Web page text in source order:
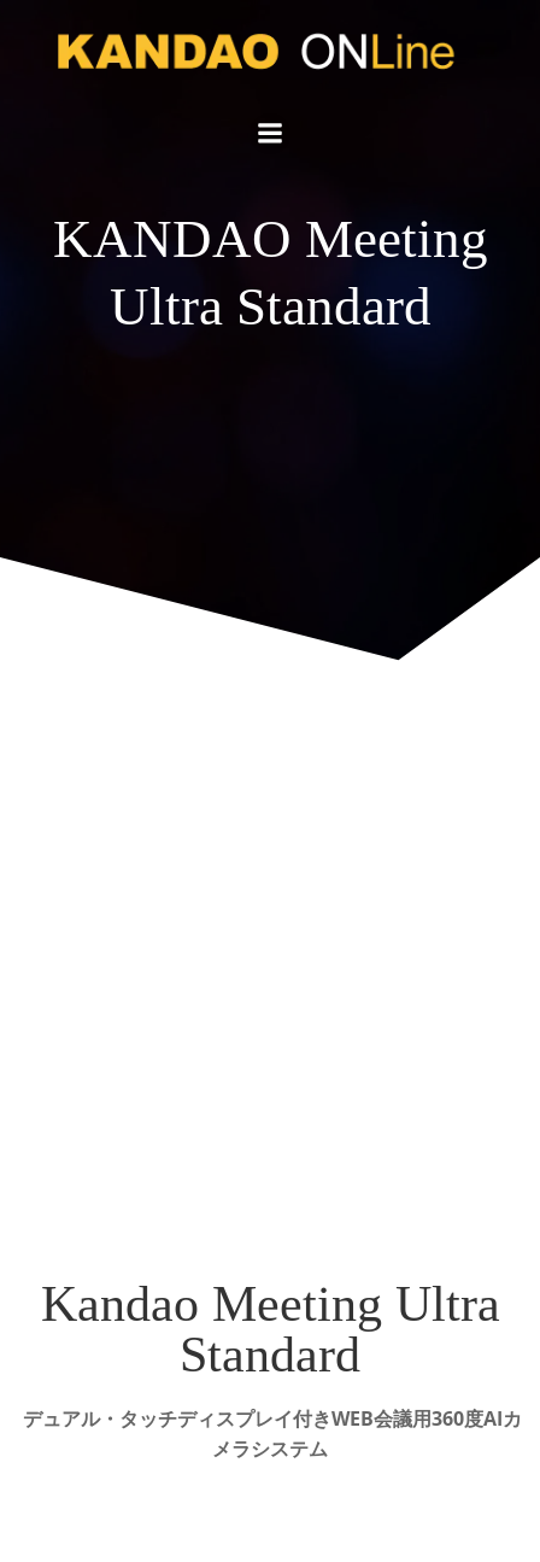
KANDAO Meeting
Ultra Standard
Kandao Meeting Ultra
Standard
デュアル・タッチディスプレイ付きWEB会議用360度AIカ
メラシステム